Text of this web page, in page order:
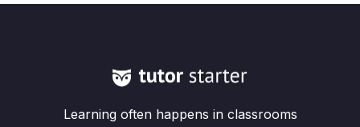
Learning often happens in classrooms